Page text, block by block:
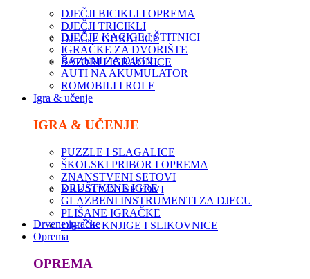
DJEČJI BICIKLI I OPREMA
DJEČJI TRICIKLI
DJEČJE GURALICE
DJEČJE KACIGE I ŠTITNICI
IGRAČKE ZA DVORIŠTE
ŠATORI I IGRAONICE
BAZENI ZA DJECU
AUTI NA AKUMULATOR
ROMOBILI I ROLE
Igra & učenje
IGRA & UČENJE
PUZZLE I SLAGALICE
ŠKOLSKI PRIBOR I OPREMA
ZNANSTVENI SETOVI
KREATIVNI SETOVI
DRUŠTVENE IGRE
GLAZBENI INSTRUMENTI ZA DJECU
PLIŠANE IGRAČKE
DJEČJE KNJIGE I SLIKOVNICE
Drvene igračke
Oprema
OPREMA